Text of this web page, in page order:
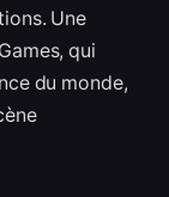
Une
qui
du monde,